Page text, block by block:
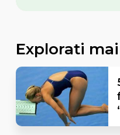
Explorati